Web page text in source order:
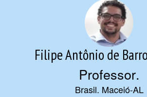
Filipe Antônio de
Professor.
Brasil. Maceió-AL